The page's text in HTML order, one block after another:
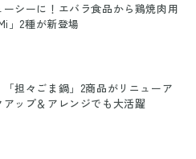
シーに！エバラ食品から鶏焼肉用
」2種が新登場
「担々ごま鍋」2商品がリニューア
ップ＆アレンジでも大活躍